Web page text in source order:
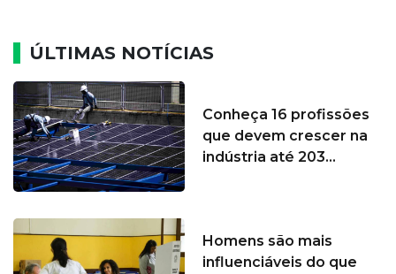
ÚLTIMAS NOTÍCIAS
Conheça 16 profissões
que devem crescer na
indústria até 203...
Homens são mais
influenciáveis do que